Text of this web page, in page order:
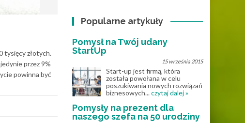
tysięcy złotych.
przez 9%
powinna być
Popularne artykuły
Pomysł na Twój udany
StartUp
15 września 2015
Start-up jest firmą, która
została powołana w celu
poszukiwania nowych rozwiązań
biznesowych...czytaj dalej »
Pomysły na prezent dla
naszego szefa na 50 urodziny